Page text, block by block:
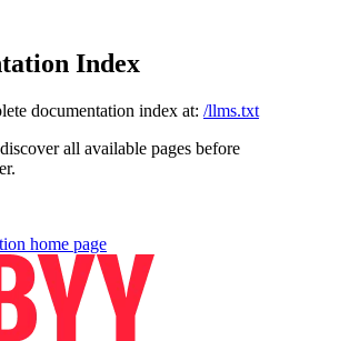
Index
documentation index at: /llms.txt
all available pages before
home page